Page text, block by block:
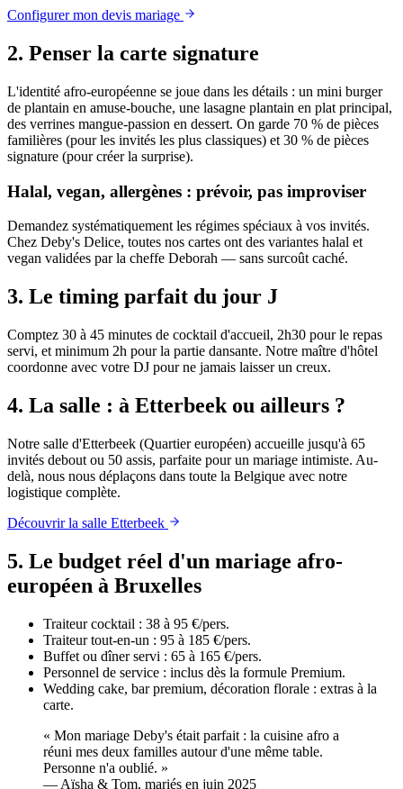
Configurer mon devis mariage
2. Penser la carte signature
L'identité afro-européenne se joue dans les détails : un mini burger
de plantain en amuse-bouche, une lasagne plantain en plat principal,
des verrines mangue-passion en dessert. On garde 70 % de pièces
familières (pour les invités les plus classiques) et 30 % de pièces
signature (pour créer la surprise).
Halal, vegan, allergènes : prévoir, pas improviser
Demandez systématiquement les régimes spéciaux à vos invités.
Chez Deby's Delice, toutes nos cartes ont des variantes halal et
vegan validées par la cheffe Deborah — sans surcoût caché.
3. Le timing parfait du jour J
Comptez 30 à 45 minutes de cocktail d'accueil, 2h30 pour le repas
servi, et minimum 2h pour la partie dansante. Notre maître d'hôtel
coordonne avec votre DJ pour ne jamais laisser un creux.
4. La salle : à Etterbeek ou ailleurs ?
Notre salle d'Etterbeek (Quartier européen) accueille jusqu'à 65
invités debout ou 50 assis, parfaite pour un mariage intimiste. Au-
delà, nous nous déplaçons dans toute la Belgique avec notre
logistique complète.
Découvrir la salle Etterbeek
5. Le budget réel d'un mariage afro-
européen à Bruxelles
Traiteur cocktail : 38 à 95 €/pers.
Traiteur tout-en-un : 95 à 185 €/pers.
Buffet ou dîner servi : 65 à 165 €/pers.
Personnel de service : inclus dès la formule Premium.
Wedding cake, bar premium, décoration florale : extras à la
carte.
« Mon mariage Deby's était parfait : la cuisine afro a
réuni mes deux familles autour d'une même table.
Personne n'a oublié. »
— Aïsha & Tom, mariés en juin 2025